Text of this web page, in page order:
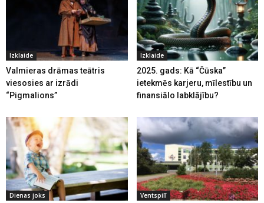
Izklaide
Valmieras drāmas teātris
viesosies ar izrādi
“Pigmalions”
Izklaide
2025. gads: Kā “Čūska”
ietekmēs karjeru, mīlestību un
finansiālo labklājību?
Dienas joks Ventspilī